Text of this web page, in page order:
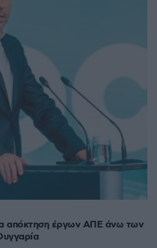
απόκτηση έργων ΑΠΕ άνω των